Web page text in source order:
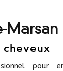
Marsan
cheveux
pour